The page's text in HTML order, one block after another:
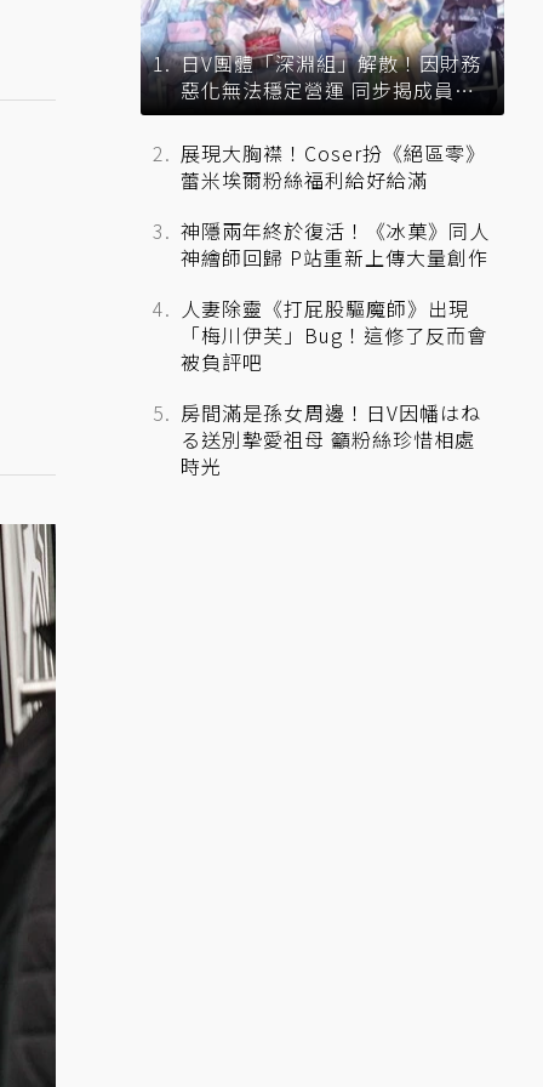
日V團體「深淵組」解散！因財務
惡化無法穩定營運 同步揭成員未
來去向
展現大胸襟！Coser扮《絕區零》
蕾米埃爾粉絲福利給好給滿
神隱兩年終於復活！《冰菓》同人
神繪師回歸 P站重新上傳大量創作
人妻除靈《打屁股驅魔師》出現
「梅川伊芙」Bug！這修了反而會
被負評吧
房間滿是孫女周邊！日V因幡はね
る送別摯愛祖母 籲粉絲珍惜相處
時光